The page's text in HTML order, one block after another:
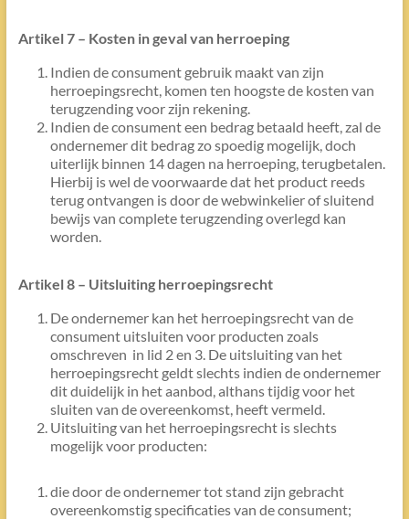
Artikel 7 – Kosten in geval van herroeping
Indien de consument gebruik maakt van zijn
herroepingsrecht, komen ten hoogste de kosten van
terugzending voor zijn rekening.
Indien de consument een bedrag betaald heeft, zal de
ondernemer dit bedrag zo spoedig mogelijk, doch
uiterlijk binnen 14 dagen na herroeping, terugbetalen.
Hierbij is wel de voorwaarde dat het product reeds
terug ontvangen is door de webwinkelier of sluitend
bewijs van complete terugzending overlegd kan
worden.
Artikel 8 – Uitsluiting herroepingsrecht
De ondernemer kan het herroepingsrecht van de
consument uitsluiten voor producten zoals
omschreven in lid 2 en 3. De uitsluiting van het
herroepingsrecht geldt slechts indien de ondernemer
dit duidelijk in het aanbod, althans tijdig voor het
sluiten van de overeenkomst, heeft vermeld.
Uitsluiting van het herroepingsrecht is slechts
mogelijk voor producten:
die door de ondernemer tot stand zijn gebracht
overeenkomstig specificaties van de consument;